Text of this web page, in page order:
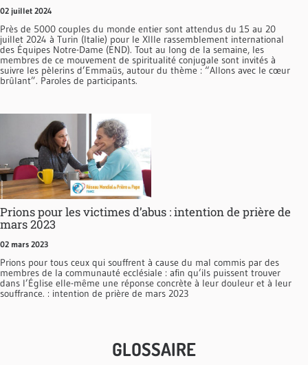
02 juillet 2024
Près de 5000 couples du monde entier sont attendus du 15 au 20
juillet 2024 à Turin (Italie) pour le XIIIe rassemblement international
des Équipes Notre-Dame (END). Tout au long de la semaine, les
membres de ce mouvement de spiritualité conjugale sont invités à
suivre les pèlerins d’Emmaüs, autour du thème : “Allons avec le cœur
brûlant”. Paroles de participants.
Prions pour les victimes d’abus : intention de prière de
mars 2023
02 mars 2023
Prions pour tous ceux qui souffrent à cause du mal commis par des
membres de la communauté ecclésiale : afin qu’ils puissent trouver
dans l’Église elle-même une réponse concrète à leur douleur et à leur
souffrance. : intention de prière de mars 2023
GLOSSAIRE